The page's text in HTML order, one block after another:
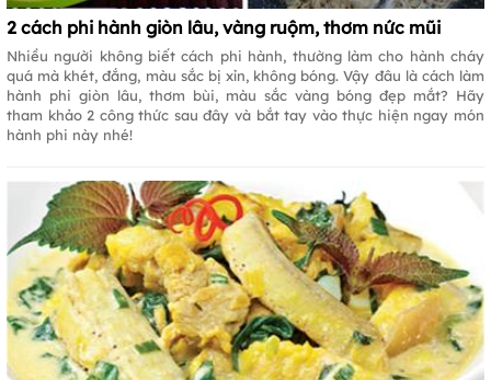
2 cách phi hành giòn lâu, vàng ruộm, thơm nức mũi
Nhiều người không biết cách phi hành, thường làm cho hành cháy
quá mà khét, đắng, màu sắc bị xỉn, không bóng. Vậy đâu là cách làm
hành phi giòn lâu, thơm bùi, màu sắc vàng bóng đẹp mắt? Hãy
tham khảo 2 công thức sau đây và bắt tay vào thực hiện ngay món
hành phi này nhé!